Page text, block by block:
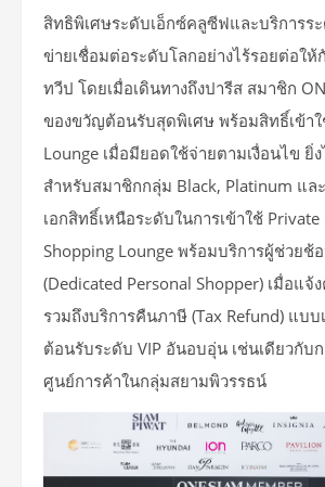
สิทธิพิเศษระดับเอ็กซ์คลูซีฟและบริการระ
ข่ายเชื่อมต่อระดับโลกอย่างไร้รอยต่อใ
ทวีป โดยเมื่อเดินทางถึงปารีส สมาชิก
ของขวัญต้อนรับสุดพิเศษ พร้อมสิทธิ์เข้าใ
Lounge เมื่อมียอดใช้จ่ายตามเงื่อนไข ยิ่
สำหรับสมาชิกกลุ่ม Black, Platinum แล
เอกสิทธิ์เหนือระดับในการเข้าใช้ Private
Shopping Lounge พร้อมบริการผู้ช่วยช้
(Dedicated Personal Shopper) เมื่อแจ้
รวมถึงบริการคืนภาษี (Tax Refund) แบบ
ต้อนรับระดับ VIP อันอบอุ่น เช่นเดียวกับ
ศูนย์การค้าในกลุ่มสยามพิวรรธน์